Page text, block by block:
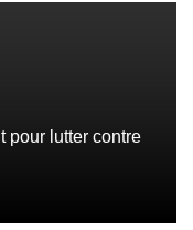
pour lutter contre